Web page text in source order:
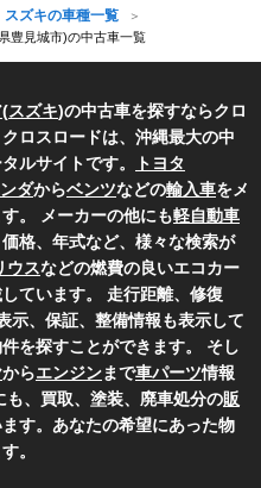
スズキの車種一覧
豊見城市)の中古車一覧
(スズキ)の中古車を探すならクロ
ロスロードは、沖縄最大の中
ルサイトです。
トヨタ
ダからベンツなどの輸入車をメ
。 メーカーの他にも軽自動車
格、年式など、様々な検索が
ウスなどの燃費の良いエコカー
ています。 走行距離、修復
示、保証、整備情報も表示して
を探すことができます。 そし
からエンジンまで車パーツ情報
も、買取、塗装、廃車処分の販
す。あなたの希望にあった物
。